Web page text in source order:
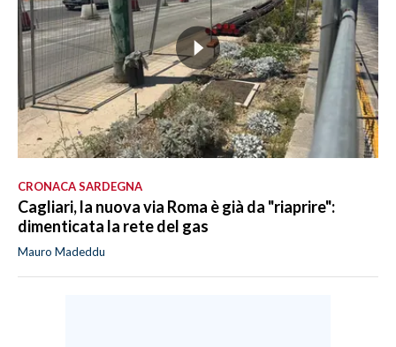
CRONACA SARDEGNA
Cagliari, la nuova via Roma è già da "riaprire":
dimenticata la rete del gas
Mauro Madeddu